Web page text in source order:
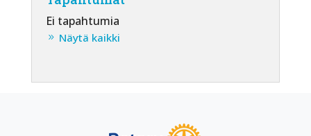
Ei tapahtumia
Näytä kaikki